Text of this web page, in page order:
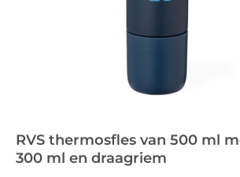
RVS thermosfles van 500 ml
300 ml en draagriem